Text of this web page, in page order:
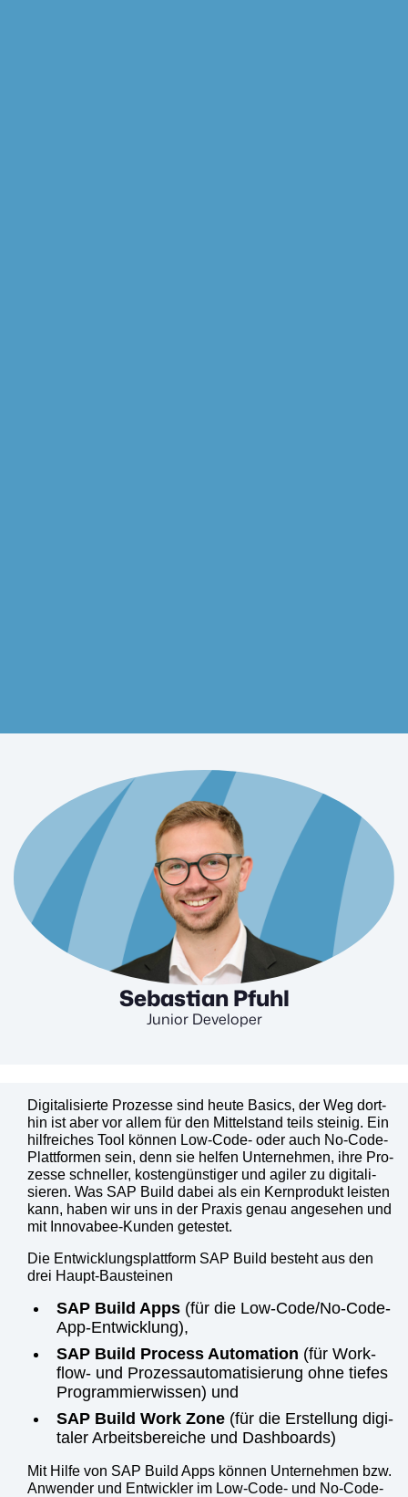
Sebastian Pfuhl
Junior Developer
Digi­ta­li­sier­te Pro­zes­se sind heu­te Basics, der Weg dort­
hin ist aber vor allem für den Mit­tel­stand teils stei­nig. Ein
hilf­rei­ches Tool kön­nen Low-Code- oder auch No-Code-
Platt­for­men sein, denn sie hel­fen Unter­neh­men, ihre Pro­
zes­se schnel­ler, kos­ten­güns­ti­ger und agi­ler zu digi­ta­li­
sie­ren. Was SAP Build dabei als ein Kern­pro­dukt leis­ten
kann, haben wir uns in der Pra­xis genau ange­se­hen und
mit Inno­v­a­bee-Kun­den getes­tet.
Die Ent­wick­lungs­platt­form SAP Build besteht aus den
drei Haupt-Bau­stei­nen
SAP Build Apps (für die Low-Code/­No-Code-
App-Ent­wick­lung),
SAP Build Pro­cess Auto­ma­ti­on (für Work­
flow- und Pro­zess­au­to­ma­ti­sie­rung ohne tie­fes
Pro­gram­mier­wis­sen) und
SAP Build Work Zone (für die Erstel­lung digi­
ta­ler Arbeits­be­rei­che und Dash­boards)
Mit Hil­fe von SAP Build Apps kön­nen Unter­neh­men bzw.
Anwen­der und Ent­wick­ler im Low-Code- und No-Code-